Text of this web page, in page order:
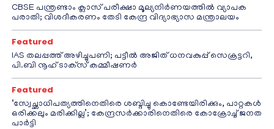
CBSE പന്ത്രണ്ടാം ക്ലാസ് പരീക്ഷാ മൂല്യനിർണയത്തിൽ വ്യാപക
പരാതി; വിശദീകരണം തേടി കേന്ദ്ര വിദ്യാഭ്യാസ മന്ത്രാലയം
Featured
IAS തലപ്പത്ത് അഴിച്ചുപണി; പട്ടീല്‍ അജിത് ധനവകുപ്പ് സെക്രട്ടറി,
പി.ബി നൂഹ് ടാക്‌സ് കമ്മീഷണര്‍
Featured
‘സ്വേച്ഛാധിപത്യത്തിനെതിരെ ശബ്ദിച്ചു കൊണ്ടേയിരിക്കും, പാറ്റകൾ
ഒരിക്കലും മരിക്കില്ല’; കേന്ദ്രസർക്കാരിനെതിരെ കോക്രോച്ച് ജനത
പാർട്ടി